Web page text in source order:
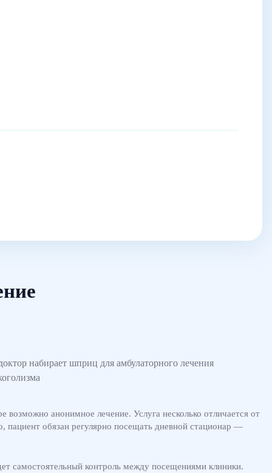
возможно анонимное лечение. Услуга несколько отличается от
обязан регулярно посещать дневной стационар —
самостоятельный контроль между посещениями клиники.